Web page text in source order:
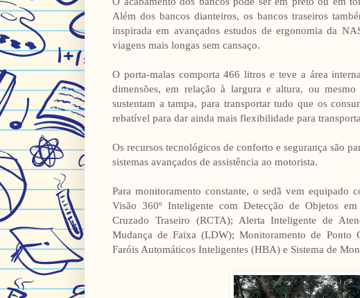
Além dos bancos dianteiros, os bancos traseiros
inspirada em avançados estudos de ergonomia da
viagens mais longas sem cansaço.
O porta-malas comporta 466 litros e teve a área
dimensões, em relação à largura e altura, ou
sustentam a tampa, para transportar tudo que os
rebatível para dar ainda mais flexibilidade para
Os recursos tecnológicos de conforto e segurança são
sistemas avançados de assistência ao motorista.
Para monitoramento constante, o sedã vem equipado
Visão 360º Inteligente com Detecção de Objetos
Cruzado Traseiro (RCTA); Alerta Inteligente de
Mudança de Faixa (LDW); Monitoramento de Ponto
Faróis Automáticos Inteligentes (HBA) e Sistema de